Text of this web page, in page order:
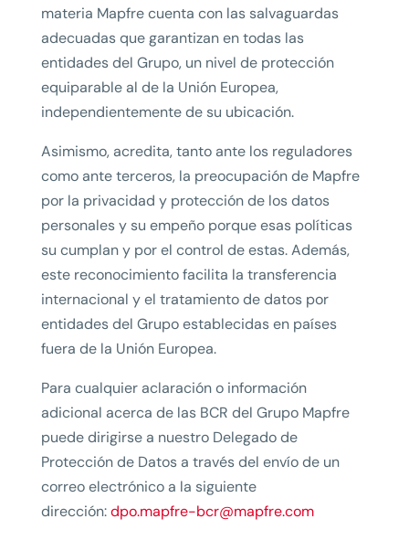
materia Mapfre cuenta con las salvaguardas
adecuadas que garantizan en todas las
entidades del Grupo, un nivel de protección
equiparable al de la Unión Europea,
independientemente de su ubicación.
Asimismo, acredita, tanto ante los reguladores
como ante terceros, la preocupación de Mapfre
por la privacidad y protección de los datos
personales y su empeño porque esas políticas
su cumplan y por el control de estas. Además,
este reconocimiento facilita la transferencia
internacional y el tratamiento de datos por
entidades del Grupo establecidas en países
fuera de la Unión Europea.
Para cualquier aclaración o información
adicional acerca de las BCR del Grupo Mapfre
puede dirigirse a nuestro Delegado de
Protección de Datos a través del envío de un
correo electrónico a la siguiente
dirección:dpo.mapfre-bcr@mapfre.com